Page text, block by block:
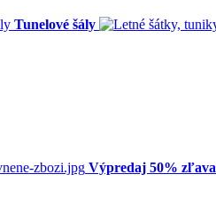
Tunelové šály
Výpredaj 50% zľava